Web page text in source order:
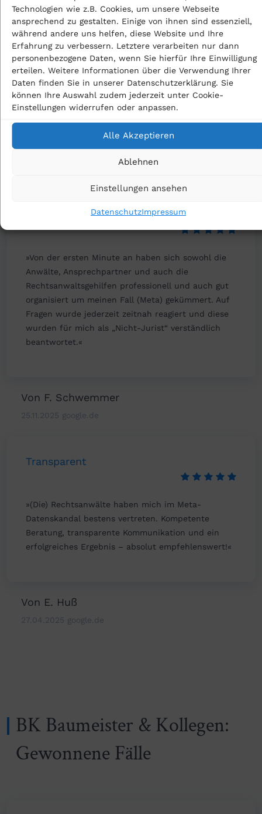
Technologien wie z.B. Cookies, um unsere Webseite
ansprechend zu gestalten. Einige von ihnen sind essenziell,
während andere uns helfen, diese Website und Ihre
Erfahrung zu verbessern. Letztere verarbeiten nur dann
personenbezogene Daten, wenn Sie hierfür Ihre Einwilligung
erteilen. Weitere Informationen über die Verwendung Ihrer
Daten finden Sie in unserer Datenschutzerklärung. Sie
können Ihre Auswahl zudem jederzeit unter Cookie-
Einstellungen widerrufen oder anpassen.
Alle Akzeptieren
Ablehnen
Einstellungen ansehen
DatenschutzImpressum
zufrieden. Alle Informationen werden klar und
transparent kommuniziert. Das gute Gefühl einer
gewissenhaften und strukturierten Vorgehensweise
ist von Anfang an gegeben. Ich fühle mich ernst
genommen mit meinen Sorgen und Ängsten und
kann diese Kanzlei nur empfehlen.«
»Von der ersten Minute an haben sich sowohl die
Anwälte, Ansprechpartner und auch die
Rechtsanwaltsgehilfen professionell und auch gut
organisiert um meinen Fall (Meta) gekümmert. Auf
Fragen wurde jederzeit zeitnah reagiert und diese
wurden für mich als „Nicht-Jurist“ verständlich
beantwortet.«
Von F. Schwemmer
25.11.2025 google.de
Transparent
»(Die) Rechtsanwälte haben mich im Meta-
Datenskandal bestens vertreten. Kompetente
Beratung, transparente Kommunikation und ein
erfolgreiches Ergebnis – absolut empfehlenswert!«
Von E. Huß
27.04.2025 google.de
BK Baumeister & Kollegen:
Gewonnene Fälle